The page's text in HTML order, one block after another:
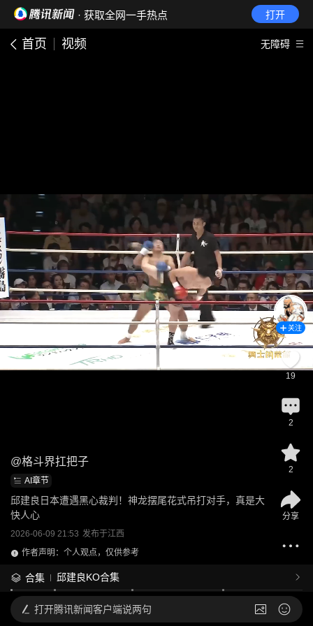
· 获取全网一手热点 打开
首页 视频 无障碍
@格斗界扛把子
AI章节
邱建良日本遭遇黑心裁判！神龙摆尾花式吊打对手，真是大
快人心
2026-06-09 21:53 发布于江西
作者声明：个人观点，仅供参考
合集 邱建良KO合集
关注
19
2
2
分享
打开腾讯新闻客户端说两句